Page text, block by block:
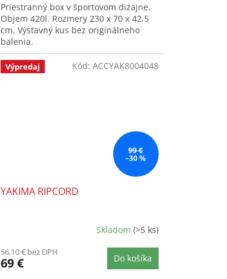
Priestranný box v športovom dizajne.
Objem 420l. Rozmery 230 x 70 x 42.5
cm. Výstavný kus bez originálneho
balenia.
Výpredaj
99 €
–30 %
YAKIMA RIPCORD
Skladom (>5 ks)
56,10 € bez DPH
69 € Do košíka
Kód: ACCYAK8004048